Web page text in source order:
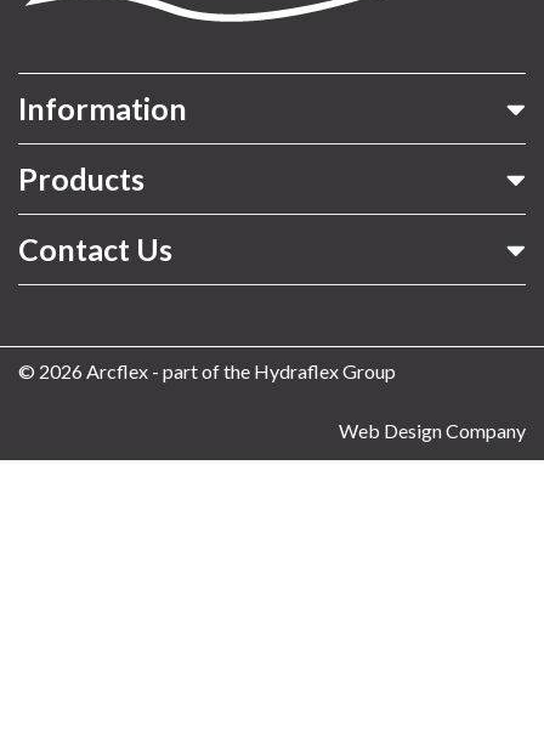
Information
Products
Contact Us
© 2026 Arcflex - part of the Hydraflex Group
Web Design Company